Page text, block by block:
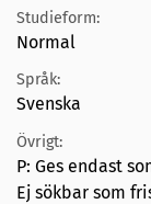
Studieform:
Normal
Språk:
Svenska
Övrigt:
P: Ges endast
Ej sökbar som